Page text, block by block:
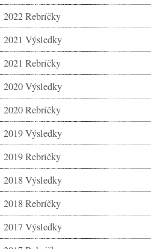
2022 Rebríčky
2021 Výsledky
2021 Rebríčky
2020 Výsledky
2020 Rebríčky
2019 Výsledky
2019 Rebríčky
2018 Výsledky
2018 Rebríčky
2017 Výsledky